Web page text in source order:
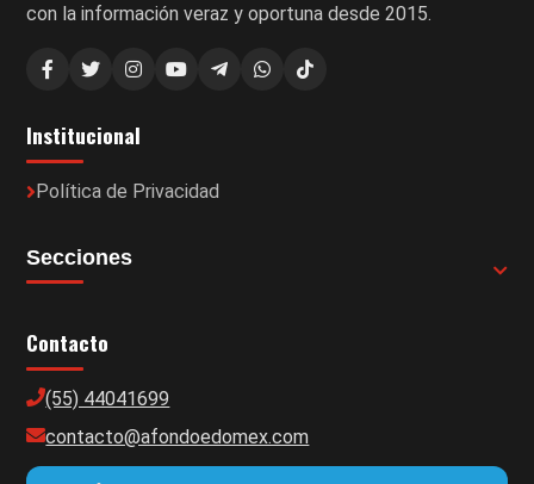
con la información veraz y oportuna desde 2015.
Institucional
Política de Privacidad
Secciones
Contacto
(55) 44041699
contacto@afondoedomex.com